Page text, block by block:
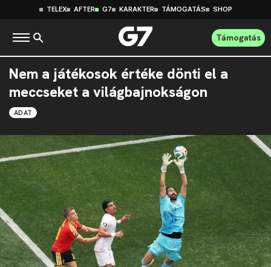
TELEX AFTER G7 KARAKTER TÁMOGATÁS SHOP
Támogatás
Nem a játékosok értéke dönti el a
meccseket a világbajnokságon
ADAT